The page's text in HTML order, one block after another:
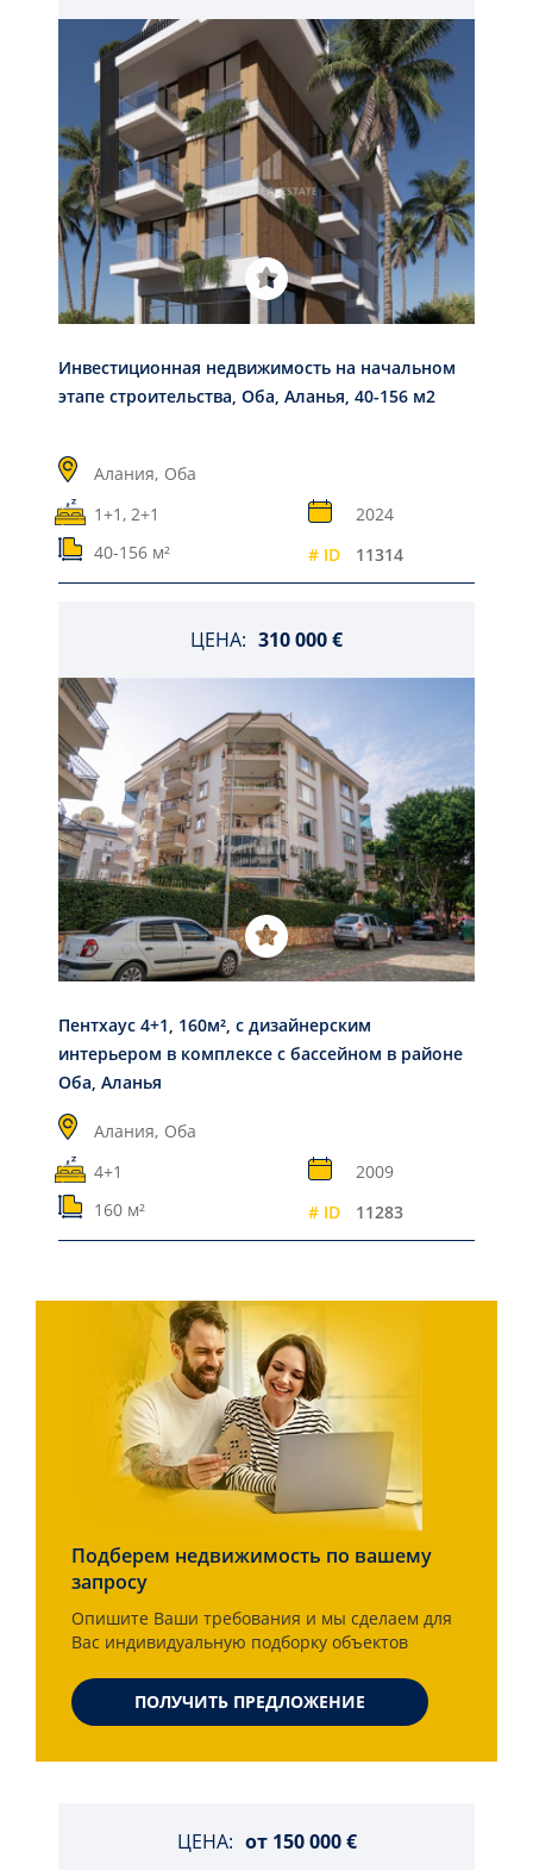
Инвестиционная недвижимость на начальном
этапе строительства, Оба, Аланья, 40-156 м2
Алания, Оба
1+1, 2+1
2024
40-156 м²
# ID 11314
ЦЕНА: 310 000 €
Пентхаус 4+1, 160м², с дизайнерским
интерьером в комплексе с бассейном в районе
Оба, Аланья
Алания, Оба
4+1
2009
160 м²
# ID 11283
Подберем недвижимость по вашему
запросу
Опишите Ваши требования и мы сделаем для
Вас индивидуальную подборку объектов
ПОЛУЧИТЬ ПРЕДЛОЖЕНИЕ
ЦЕНА: от 150 000 €